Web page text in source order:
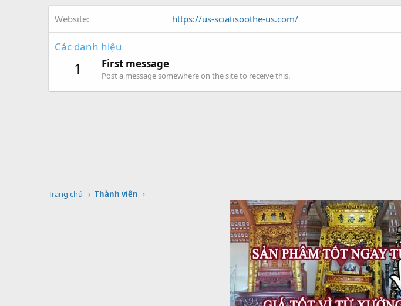
Website https://us-sciatisoothe-us.com/
Các danh hiệu
1 First message
Post a message somewhere on the site to receive this.
Trang chủ Thành viên